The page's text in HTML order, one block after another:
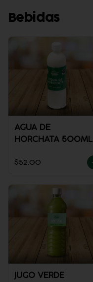
Bebidas
AGUA DE
HORCHATA 500ML
$52.00
JUGO VERDE